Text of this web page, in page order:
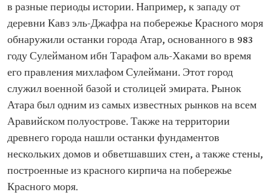
в разные периоды истории. Например, к западу от
деревни Кавз эль-Джафра на побережье Красного моря
обнаружили останки города Атар, основанного в 983
году Сулейманом ибн Тарафом аль-Хаками во время
его правления михлафом Сулеймани. Этот город
служил военной базой и столицей эмирата. Рынок
Атара был одним из самых известных рынков на всем
Аравийском полуострове. Также на территории
древнего города нашли останки фундаментов
нескольких домов и обветшавших стен, а также стены,
построенные из красного кирпича на побережье
Красного моря.